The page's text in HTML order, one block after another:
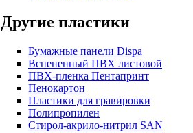
Другие пластики
Бумажные панели Dispa
Вспененный ПВХ листовой
ПВХ-пленка Пентапринт
Пенокартон
Пластики для гравировки
Полипропилен
Стирол-акрило-нитрил SAN